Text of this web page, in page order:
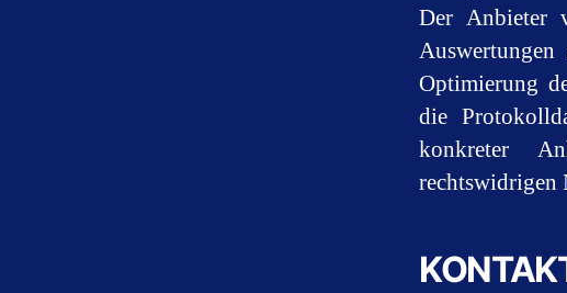
Der Anbieter
Optimierung
die
konkreter
rechtswidrigen